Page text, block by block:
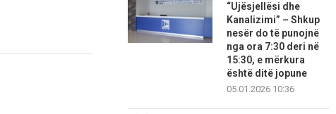
“Ujësjellësi dhe
Kanalizimi” – Shkup
nesër do të punojnë
nga ora 7:30 deri në
15:30, e mërkura
është ditë jopune
05.01.2026 10:36